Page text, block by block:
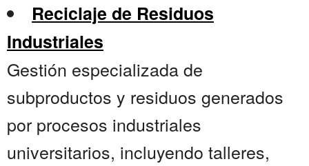
Reciclaje de Residuos
Industriales
Gestión especializada de
subproductos y residuos generados
por procesos industriales
universitarios, incluyendo talleres,